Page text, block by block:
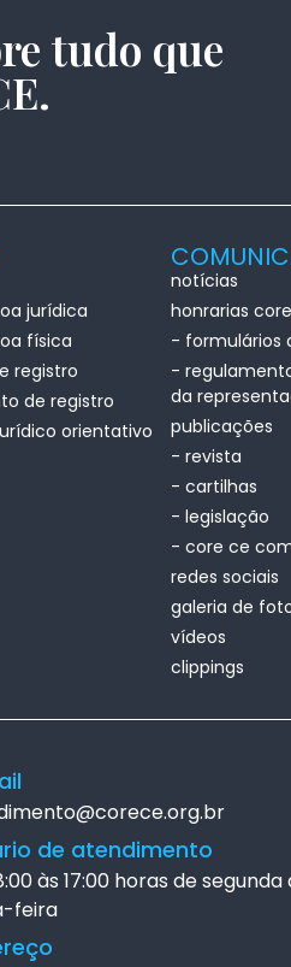
tudo que
jurídica
física
registro
de registro
orientativo
notícias
honrarias
- formulários
-
da
publicações
- revista
- cartilhas
- legislação
- core ce
redes sociais
galeria de
vídeos
clippings
de atendimento
às 17:00 horas de segunda
feira